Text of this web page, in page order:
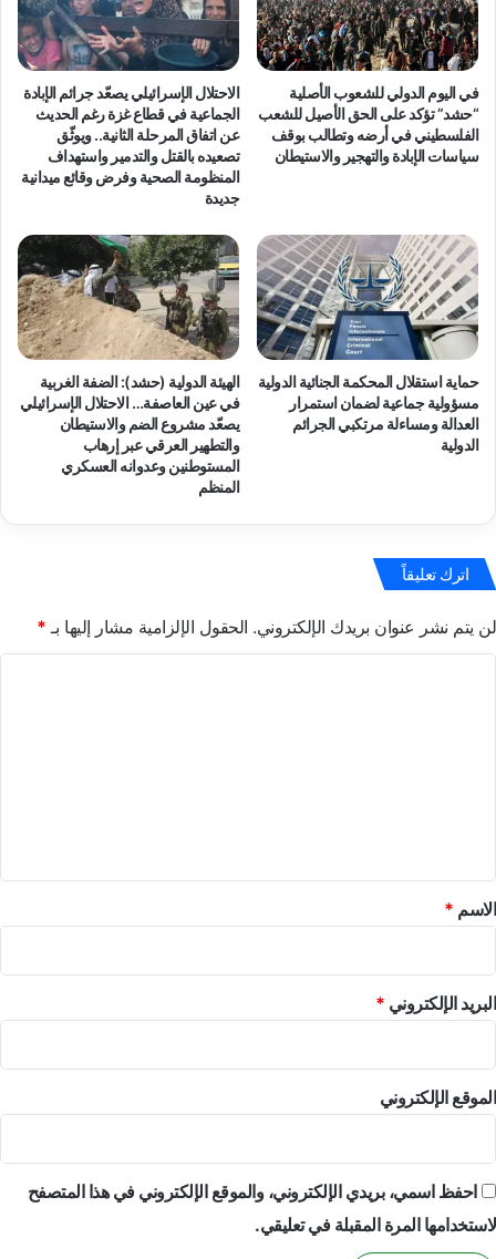
في اليوم الدولي للشعوب الأصلية
“حشد” تؤكد على الحق الأصيل للشعب
الفلسطيني في أرضه وتطالب بوقف
سياسات الإبادة والتهجير والاستيطان
الاحتلال الإسرائيلي يصعّد جرائم الإبادة
الجماعية في قطاع غزة رغم الحديث
عن اتفاق المرحلة الثانية.. ويوثّق
تصعيده بالقتل والتدمير واستهداف
المنظومة الصحية وفرض وقائع ميدانية
جديدة
حماية استقلال المحكمة الجنائية الدولية
مسؤولية جماعية لضمان استمرار
العدالة ومساءلة مرتكبي الجرائم
الدولية
الهيئة الدولية (حشد): الضفة الغربية
في عين العاصفة… الاحتلال الإسرائيلي
يصعّد مشروع الضم والاستيطان
والتطهير العرقي عبر إرهاب
المستوطنين وعدوانه العسكري
المنظم
اترك تعليقاً
لن يتم نشر عنوان بريدك الإلكتروني. الحقول الإلزامية مشار إليها بـ *
*
الاسم *
البريد الإلكتروني *
الموقع الإلكتروني
احفظ اسمي، بريدي الإلكتروني، والموقع الإلكتروني في هذا المتصفح
لاستخدامها المرة المقبلة في تعليقي.